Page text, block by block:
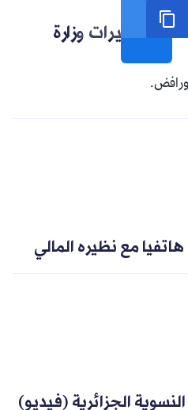
تغييرات وزارة
ورافض.
هاتفيا مع نظيره المالي
الجزائرية (فيديو)